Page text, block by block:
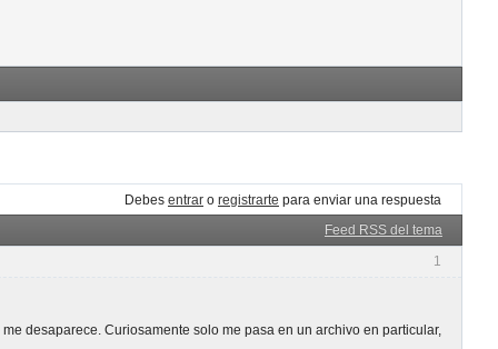
Debes entrar o registrarte para enviar una respuesta
Feed RSS del tema
1
desaparece. Curiosamente solo me pasa en un archivo en particular,